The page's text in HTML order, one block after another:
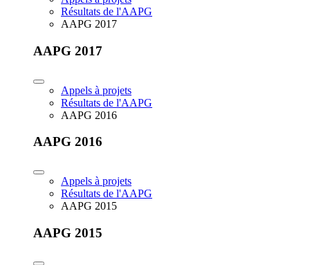
Résultats de l'AAPG
AAPG 2017
AAPG 2017
Appels à projets
Résultats de l'AAPG
AAPG 2016
AAPG 2016
Appels à projets
Résultats de l'AAPG
AAPG 2015
AAPG 2015